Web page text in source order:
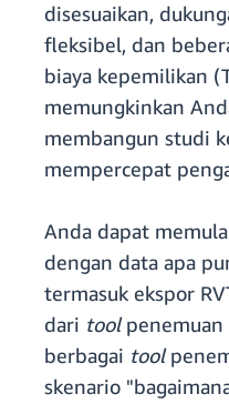
disesuaikan,
fleksibel, dan
biaya kepemilikan
memungkinkan
membangun studi
mempercepat
Anda dapat
dengan data apa
termasuk ekspor
dari toolpenemuan
berbagai tool
skenario